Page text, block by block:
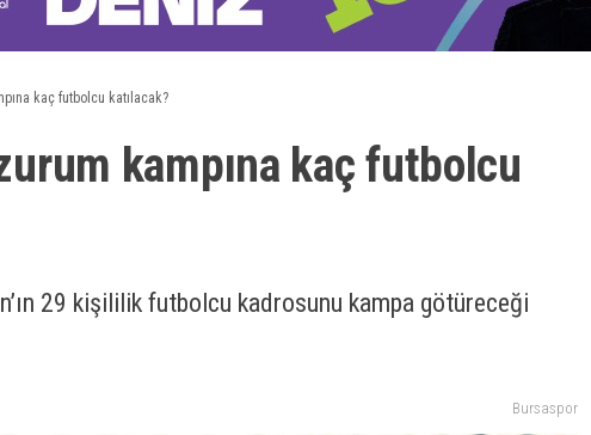
kaç futbolcu katılacak?
kampına kaç futbolcu
29 kişililik futbolcu kadrosunu kampa götüreceği
Bursaspor